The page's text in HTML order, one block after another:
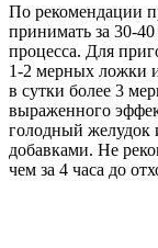
По рекомендации
принимать за 30-
процесса. Для
1-2 мерных ложки
в сутки более 3
выраженного
голодный желудок
добавками. Не
чем за 4 часа до